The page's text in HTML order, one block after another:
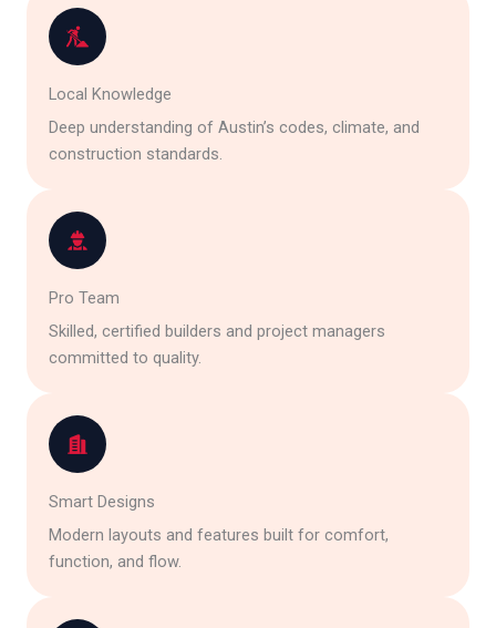
Local Knowledge
Deep understanding of Austin’s codes, climate, and
construction standards.
Pro Team
Skilled, certified builders and project managers
committed to quality.
Smart Designs
Modern layouts and features built for comfort,
function, and flow.